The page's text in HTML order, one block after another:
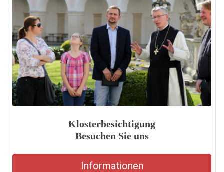
Klosterbesichtigung
Besuchen Sie uns
Informationen